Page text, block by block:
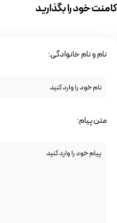
کامنت خود را بگذارید
نام و نام خانوادگی:
متن پیام: